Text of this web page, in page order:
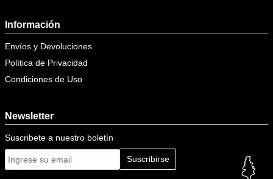
Información
Envíos y Devoluciones
Política de Privacidad
Condiciones de Uso
Newsletter
Suscribete a nuestro boletín
Suscribirse